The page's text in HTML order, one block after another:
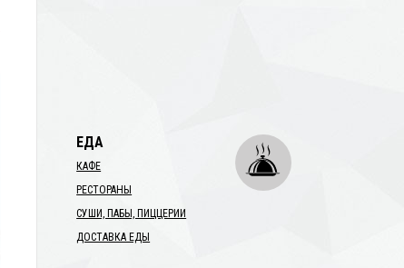
ЕДА
КАФЕ
РЕСТОРАНЫ
СУШИ, ПАБЫ, ПИЦЦЕРИИ
ДОСТАВКА ЕДЫ